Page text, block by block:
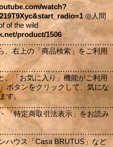
watch?
◎人間
of the wild
product/1506
、右上の「商品検索」をご利用
、「お気に入り」機能がご利用
ボタンをクリックして、気にな
す。
「特定商取引法表示」をお読み
ハウス「Casa BRUTUS」など